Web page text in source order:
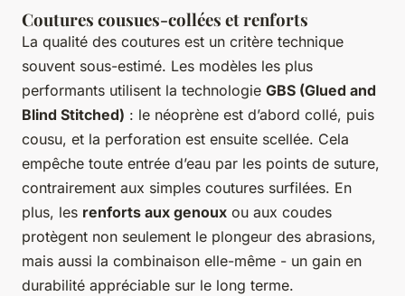
Coutures cousues-collées et renforts
La qualité des coutures est un critère technique
souvent sous-estimé. Les modèles les plus
performants utilisent la technologie GBS (Glued and
Blind Stitched) : le néoprène est d’abord collé, puis
cousu, et la perforation est ensuite scellée. Cela
empêche toute entrée d’eau par les points de suture,
contrairement aux simples coutures surfilées. En
plus, les renforts aux genoux ou aux coudes
protègent non seulement le plongeur des abrasions,
mais aussi la combinaison elle-même - un gain en
durabilité appréciable sur le long terme.